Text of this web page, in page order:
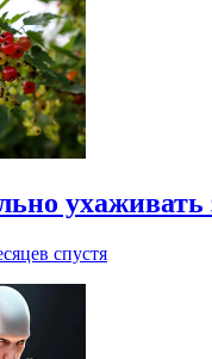
спустя